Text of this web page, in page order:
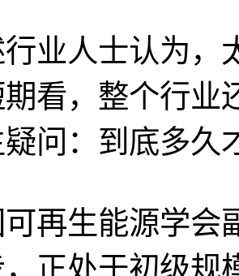
人士认为，
看，整个行业
问：到底多久
生能源学会
，正处于初级规